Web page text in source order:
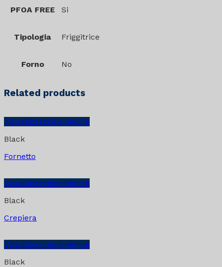
PFOA FREE Si
Tipologia Friggitrice
Forno No
Related products
Visualizzazione Veloce
Black
Fornetto
Visualizzazione Veloce
Black
Crepiera
Visualizzazione Veloce
Black